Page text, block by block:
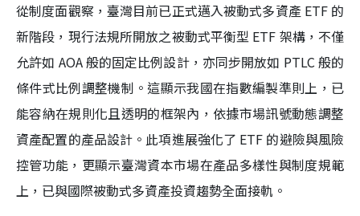
從制度面觀察，臺灣目前已正式邁入被動式多資產 ETF 的
新階段，現行法規所開放之被動式平衡型 ETF 架構，不僅
允許如 AOA 般的固定比例設計，亦同步開放如 PTLC 般的
條件式比例調整機制。這顯示我國在指數編製準則上，已
能容納在規則化且透明的框架內，依據市場訊號動態調整
資產配置的產品設計。此項進展強化了 ETF 的避險與風險
控管功能，更顯示臺灣資本市場在產品多樣性與制度規範
上，已與國際被動式多資產投資趨勢全面接軌。